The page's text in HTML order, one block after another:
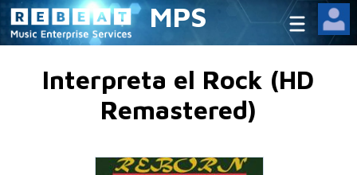
MPS
Interpreta el Rock (HD
Remastered)